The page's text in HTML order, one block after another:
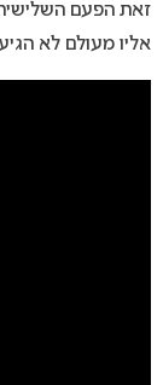
זאת הפעם
אליו מעולם לא